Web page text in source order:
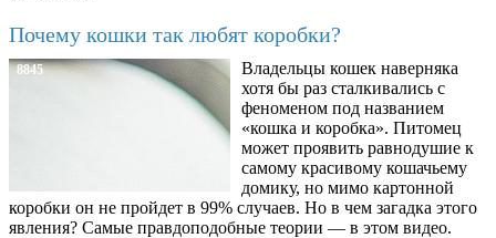
Почему кошки так любят коробки?
8845
Владельцы кошек наверняка
хотя бы раз сталкивались с
феноменом под названием
«кошка и коробка». Питомец
может проявить равнодушие к
самому красивому кошачьему
домику, но мимо картонной
коробки он не пройдет в 99% случаев. Но в чем загадка этого
явления? Самые правдоподобные теории — в этом видео.